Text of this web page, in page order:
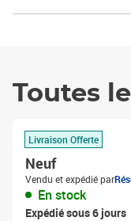
Toutes
Livraison Offerte
Neuf
Vendu et expédié par
En stock
Expédié sous 6 jours